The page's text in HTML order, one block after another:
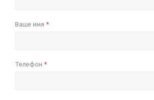
Ваше имя *
Телефон *